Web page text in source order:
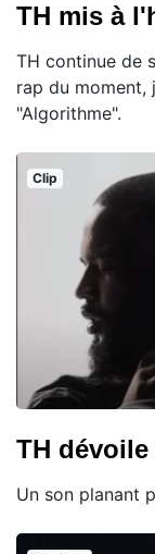
TH mis à
TH continue de
rap du moment,
"Algorithme".
Clip
TH dévoile
Un son planant